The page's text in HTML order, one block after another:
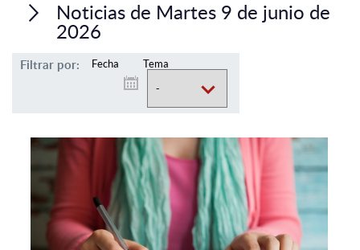
Investigación, Creación e Innovación
Vinculación con el Medio
Admisión
Pregrado
Postgrado
Formación Continua
Noticias de Martes 9 de junio de
2026
Filtrar por: Fecha Tema